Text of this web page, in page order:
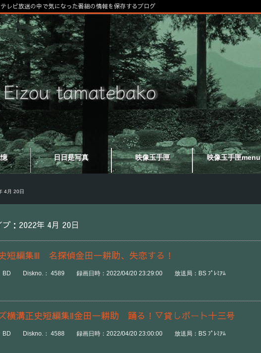
日日是写真 映像玉手匣 映像玉手匣menu
レビ放送の中で気になった番組の情報を保存するブログ
4月 20日
ブ：2022年 4月 20日
短編集Ⅲ 名探偵金田一耕助、失恋する！
BD Diskno.： 4589 録画日時：2022/04/20 23:29:00 放送局：BS ﾌﾟﾚﾐｱﾑ
横溝正史短編集Ⅱ金田一耕助 踊る！▽貸しボート十三号
BD Diskno.： 4588 録画日時：2022/04/20 23:00:00 放送局：BS ﾌﾟﾚﾐｱﾑ